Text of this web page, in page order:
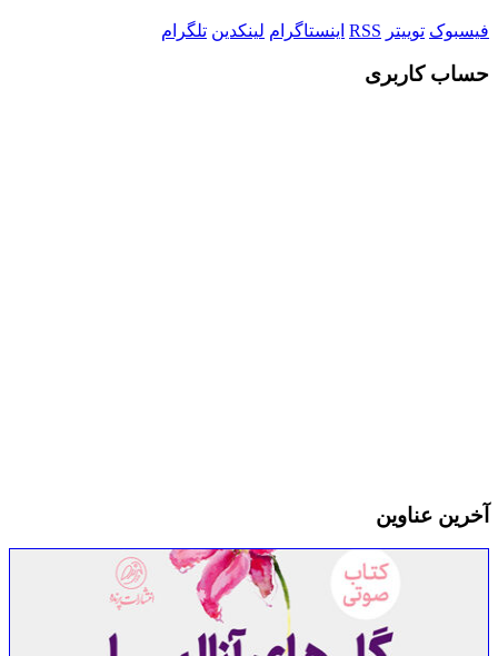
فیسبوک توییتر RSS اینستاگرام لینکدین تلگرام
حساب کاربری
آخرین عناوین